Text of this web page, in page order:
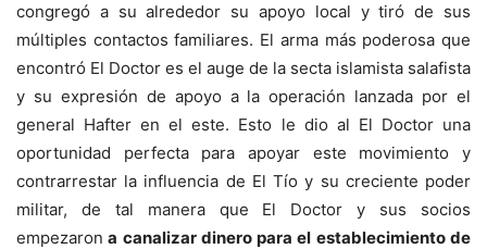
congregó a su alrededor su apoyo local y tiró de sus
múltiples contactos familiares. El arma más poderosa que
encontró El Doctor es el auge de la secta islamista salafista
y su expresión de apoyo a la operación lanzada por el
general Hafter en el este. Esto le dio al El Doctor una
oportunidad perfecta para apoyar este movimiento y
contrarrestar la influencia de El Tío y su creciente poder
militar, de tal manera que El Doctor y sus socios
empezaron a canalizar dinero para el establecimiento de